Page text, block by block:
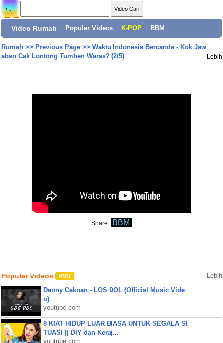
Video Rumah Populer Videos K-POP BBM
Rumah>> Previous Page>> Waktu Indonesia Bercanda - Kok Jaw
aban Cak Lontong Tumben Waras? (2/5)
Lebih
Share: BBM
Populer Videos Lebih
Denny Caknan - LOS DOL (Official Music Vide
o)
youtube.com
8 KIAT HIDUP LUAR BIASA UNTUK SEGALA SI
TUASI || DIY dan Keraj...
youtube.com